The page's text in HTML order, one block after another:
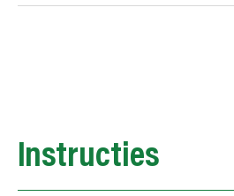
Instructies